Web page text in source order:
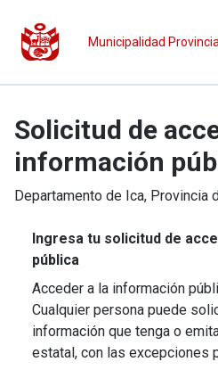
Municipalidad
Solicitud de
información
Departamento de Ica, Provincia
Ingresa tu solicitud de
pública
Acceder a la información
Cualquier persona puede
información que tenga o
estatal, con las excepciones